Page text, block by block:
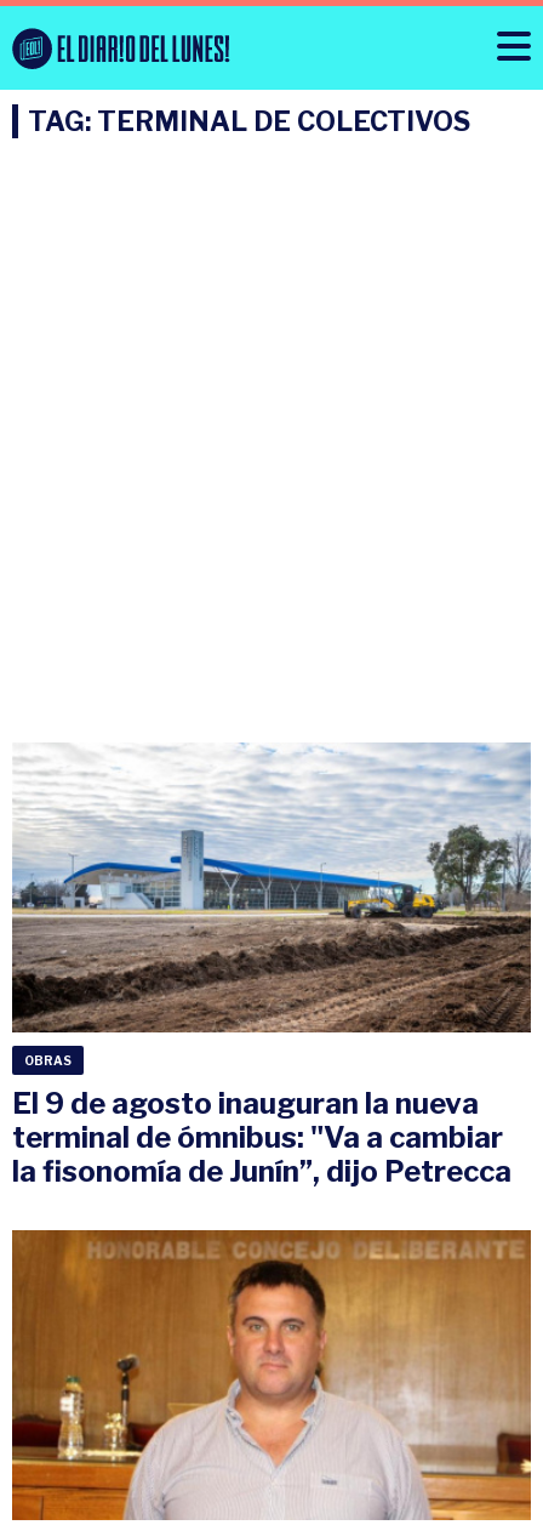
TAG: TERMINAL DE COLECTIVOS
OBRAS
El 9 de agosto inauguran la nueva
terminal de ómnibus: "Va a cambiar
la fisonomía de Junín”, dijo Petrecca